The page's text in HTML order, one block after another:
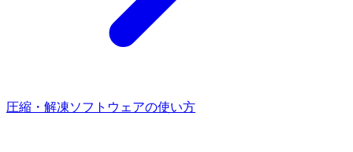
圧縮・解凍ソフトウェアの使い方